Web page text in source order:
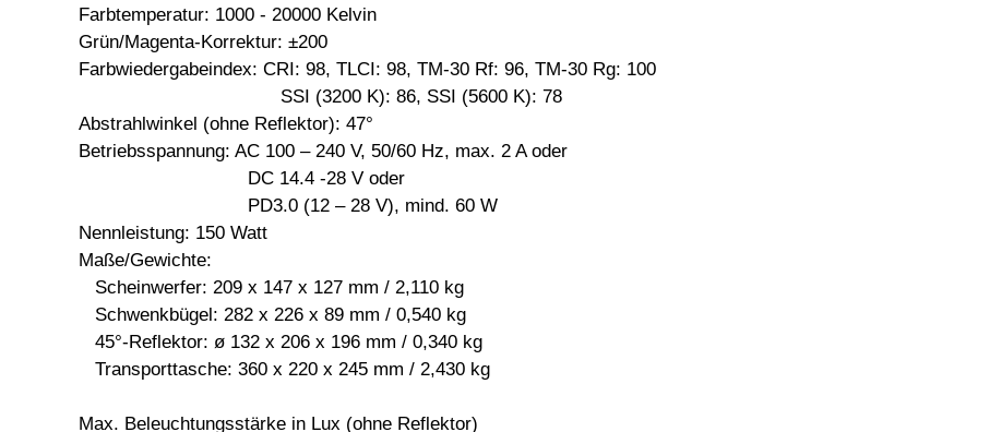
Farbtemperatur: 1000 - 20000 Kelvin
Grün/Magenta-Korrektur: ±200
Farbwiedergabeindex: CRI: 98, TLCI: 98, TM-30 Rf: 96, TM-30 Rg: 100
SSI (3200 K): 86, SSI (5600 K): 78
Abstrahlwinkel (ohne Reflektor): 47°
Betriebsspannung: AC 100 – 240 V, 50/60 Hz, max. 2 A oder
DC 14.4 -28 V oder
PD3.0 (12 – 28 V), mind. 60 W
Nennleistung: 150 Watt
Maße/Gewichte:
Scheinwerfer: 209 x 147 x 127 mm / 2,110 kg
Schwenkbügel: 282 x 226 x 89 mm / 0,540 kg
45°-Reflektor: ø 132 x 206 x 196 mm / 0,340 kg
Transporttasche: 360 x 220 x 245 mm / 2,430 kg
Max. Beleuchtungsstärke in Lux (ohne Reflektor)